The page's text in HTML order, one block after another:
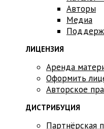
Авторы
Медиа
ЛИЦЕНЗИЯ
Аренда
Оформить
Авторское
ДИСТРИБУЦИЯ
Партнёрская